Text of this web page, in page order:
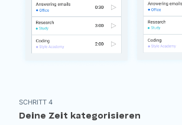
SCHRITT 4
Deine Zeit kategorisieren